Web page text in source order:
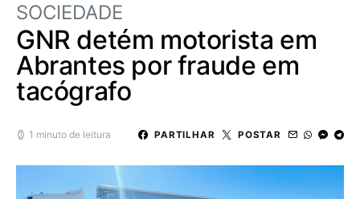
SOCIEDADE
GNR detém motorista em
Abrantes por fraude em
tacógrafo
1 minuto de leitura PARTILHAR POSTAR